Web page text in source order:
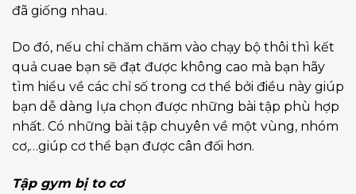
đã giống nhau.
Do đó, nếu chỉ chăm chăm vào chạy bộ thôi thì kết
quả cuae bạn sẽ đạt được không cao mà bạn hãy
tìm hiểu về các chỉ số trong cơ thể bởi điều này giúp
bạn dễ dàng lựa chọn được những bài tập phù hợp
nhất. Có những bài tập chuyên về một vùng, nhóm
cơ,…giúp cơ thể bạn được cân đối hơn.
Tập gym bị to cơ